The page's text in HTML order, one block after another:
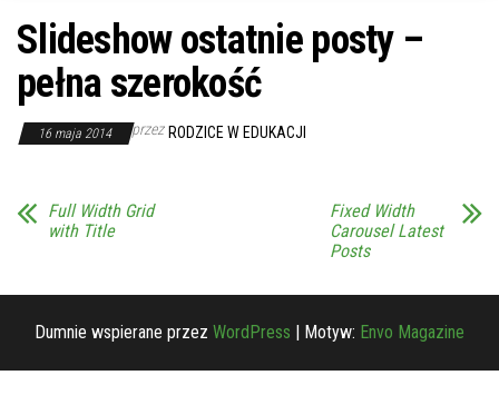
Slideshow ostatnie posty –
pełna szerokość
16 maja 2014 przez RODZICE W EDUKACJI
Full Width Grid
with Title
Fixed Width
Carousel Latest
Posts
Dumnie wspierane przez WordPress | Motyw: Envo Magazine